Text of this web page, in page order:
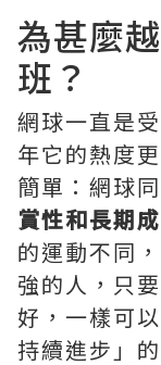
為甚麼
班？
網球一直是
年它的熱度
簡單：網球
賞性和長期
的運動不同
強的人，只
好，一樣可
持續進步」